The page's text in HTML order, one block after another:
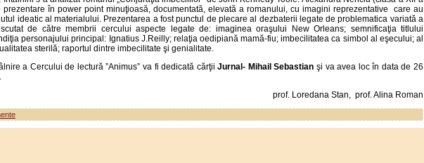
prezentare în power point minuţioasă, documentată, elevată a romanului, cu imagini reprezentative care au
ideatic al materialului. Prezentarea a fost punctul de plecare al dezbaterii legate de problematica variată a
de către membrii cercului aspecte legate de: imaginea oraşului New Orleans; semnificaţia titlului
personajului principal: Ignatius J.Reilly; relaţia oedipiană mamă-fiu; imbecilitatea ca simbol al eşecului; al
sterilă; raportul dintre imbecilitate şi genialitate.
a Cercului de lectură ”Animus” va fi dedicată cărţiiJurnal- Mihail Sebastianşi va avea loc în data de 26
prof. Loredana Stan, prof. Alina Roman